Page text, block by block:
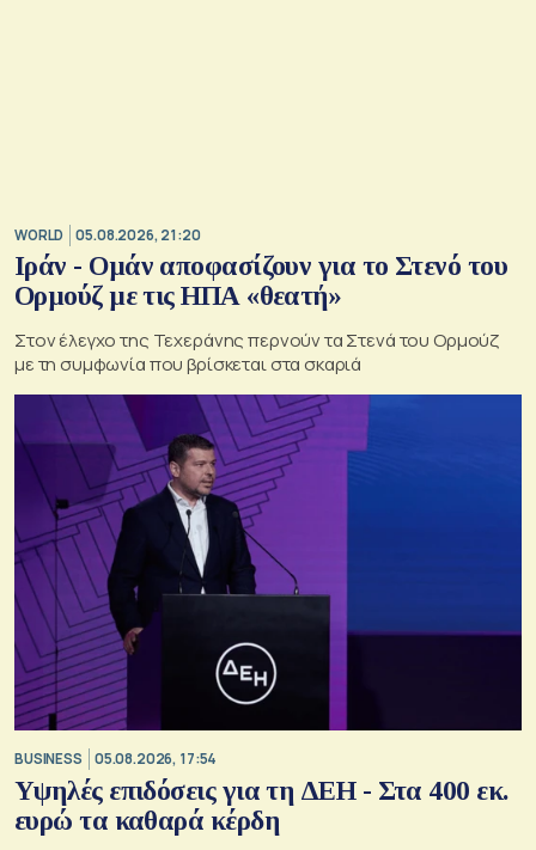
WORLD 05.08.2026, 21:20
Ιράν - Ομάν αποφασίζουν για το Στενό του
Ορμούζ με τις ΗΠΑ «θεατή»
Στον έλεγχο της Τεχεράνης περνούν τα Στενά του Ορμούζ
με τη συμφωνία που βρίσκεται στα σκαριά
BUSINESS 05.08.2026, 17:54
Υψηλές επιδόσεις για τη ΔΕΗ - Στα 400 εκ.
ευρώ τα καθαρά κέρδη